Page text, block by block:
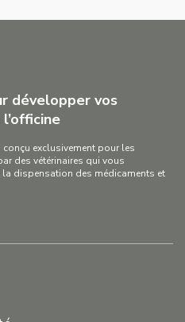
développer vos
exclusivement pour les
des vétérinaires qui vous
dispensation des médicaments et